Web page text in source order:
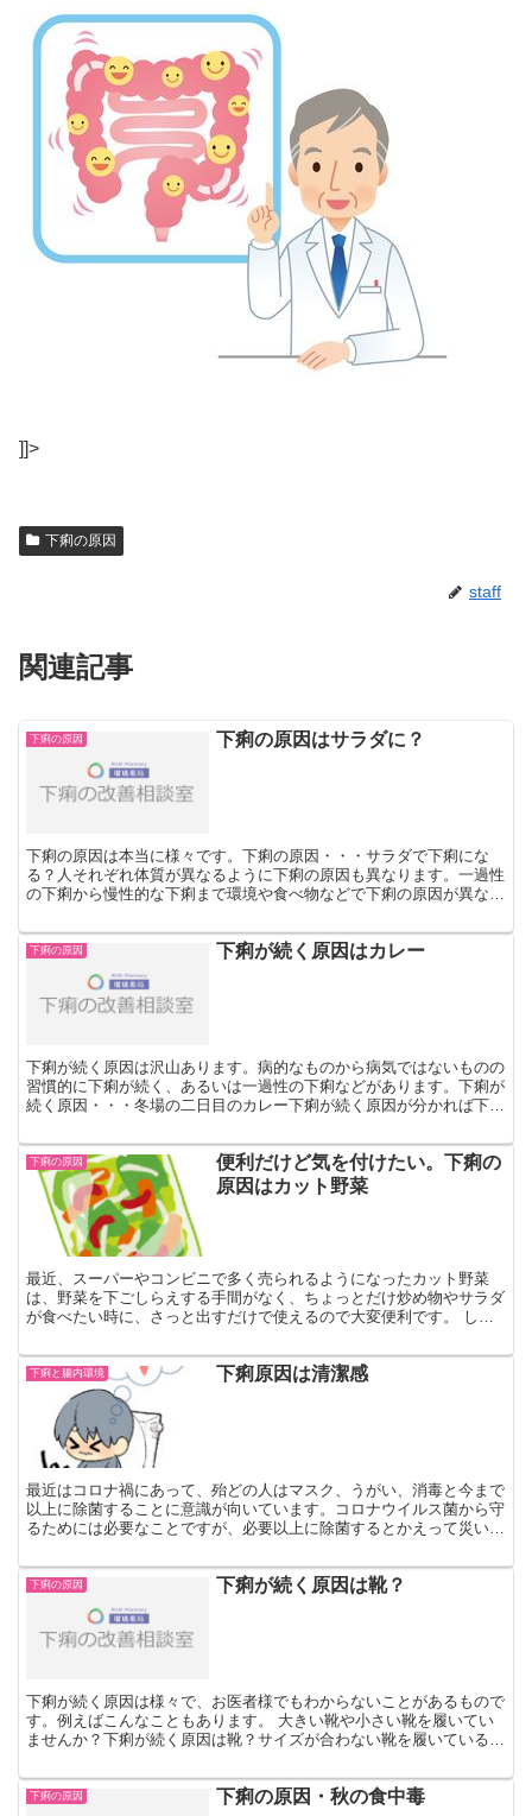
]]>
下痢の原因
staff
関連記事
下痢の原因 下痢の原因はサラダに？
下痢の原因は本当に様々です。下痢の原因・・・サラダで下痢にな
る？人それぞれ体質が異なるように下痢の原因も異なります。一過性
の下痢から慢性的な下痢まで環境や食べ物などで下痢の原因が異なり
下痢の原因 下痢が続く原因はカレー
下痢が続く原因は沢山あります。病的なものから病気ではないものの
習慣的に下痢が続く、あるいは一過性の下痢などがあります。下痢が
続く原因・・・冬場の二日目のカレー下痢が続く原因が分かれば下痢
下痢の原因
便利だけど気を付けたい。下痢の
原因はカット野菜
最近、スーパーやコンビニで多く売られるようになったカット野菜
は、野菜を下ごしらえする手間がなく、ちょっとだけ炒め物やサラダ
が食べたい時に、さっと出すだけで使えるので大変便利です。 しか
下痢と腸内環境 下痢原因は清潔感
最近はコロナ禍にあって、殆どの人はマスク、うがい、消毒と今まで
以上に除菌することに意識が向いています。コロナウイルス菌から守
るためには必要なことですが、必要以上に除菌するとかえって災いを
下痢の原因 下痢が続く原因は靴？
下痢が続く原因は様々で、お医者様でもわからないことがあるもので
す。例えばこんなこともあります。 大きい靴や小さい靴を履いてい
ませんか？下痢が続く原因は靴？サイズが合わない靴を履いていると
下痢の原因 下痢の原因・秋の食中毒